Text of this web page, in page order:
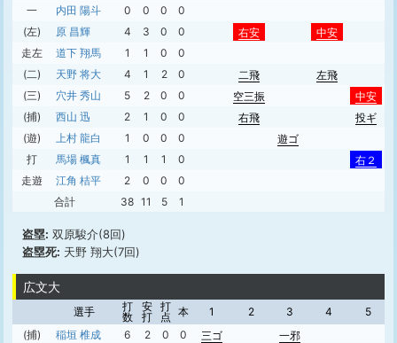
一
内田 陽斗 0 0 0
0
(左)
原 昌輝 4 3 0 0 右安 中安
走左
道下 翔馬 1 1 0
0
(二)
天野 将大 4 1 2 0 二飛
左飛
(三)
穴井 秀山 5 2 0 0 空三振
中安
(捕)
西山 迅 2 1 0 0 右飛
投ギ
(遊)
上村 龍白 1 0 0 0
遊ゴ
打
馬場 楓真 1 1 1 0
右２
走遊
江角 桔平 2 0 0
0
合計
38 11 5 1
盗塁: 双原駿介(8回)
盗塁死: 天野 翔大(7回)
広文大
選手
打
数
安
打
打
点 本 1 2 3 4
5
(捕)
稲垣 椎成 6 2 0 0 三ゴ 一邪